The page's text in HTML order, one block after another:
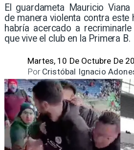
El guardameta Mauricio
de manera violenta contra este
habría acercado a
que vive el club en la Primera B.
Martes, 10 De Octubre De
Cristóbal Ignacio
Por